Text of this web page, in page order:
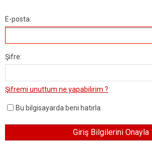
E-posta:
Şifre:
Şifremi unuttum ne yapabilirim ?
Bu bilgisayarda beni hatırla